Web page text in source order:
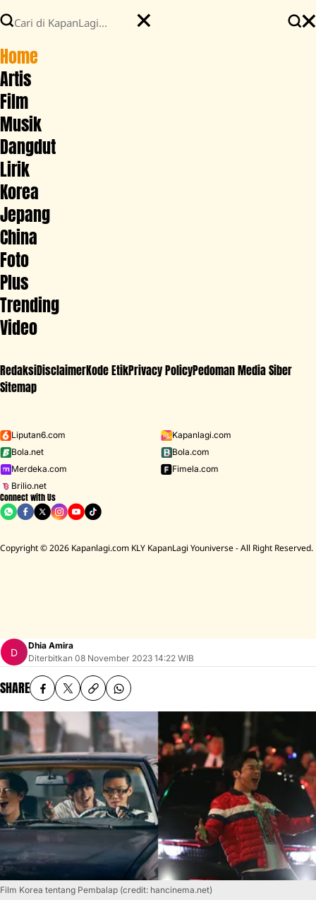
Iklan - Scroll ke bawah untuk melanjutkan
Home
Artis
Film
Musik
Dangdut
Lirik
Korea
Jepang
China
Foto
Plus
Trending
Video
RedaksiDisclaimerKode EtikPrivacy PolicyPedoman Media Siber
Sitemap
Liputan6.com
Kapanlagi.com
Bola.net
Bola.com
Merdeka.com
Fimela.com
Brilio.net
Connect with Us
Copyright © 2026 Kapanlagi.com KLY KapanLagi Youniverse - All Right Reserved.
D ACADEMY 8 Raisa
Home Showbiz Korea
Dhia Amira
Diterbitkan 08 November 2023 14:22 WIB
SHARE
Film Korea tentang Pembalap (credit: hancinema.net)